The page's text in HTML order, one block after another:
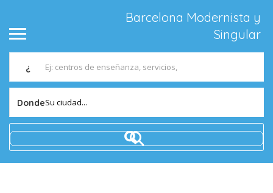
Barcelona Modernista y
Singular
¿
DondeSu ciudad...